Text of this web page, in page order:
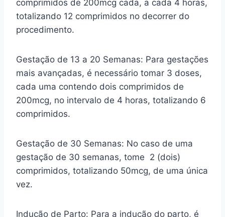
comprimidos de 200mcg cada, a cada 4 horas,
totalizando 12 comprimidos no decorrer do
procedimento.
Gestação de 13 a 20 Semanas: Para gestações
mais avançadas, é necessário tomar 3 doses,
cada uma contendo dois comprimidos de
200mcg, no intervalo de 4 horas, totalizando 6
comprimidos.
Gestação de 30 Semanas: No caso de uma
gestação de 30 semanas, tome 2 (dois)
comprimidos, totalizando 50mcg, de uma única
vez.
Indução de Parto: Para a indução do parto, é